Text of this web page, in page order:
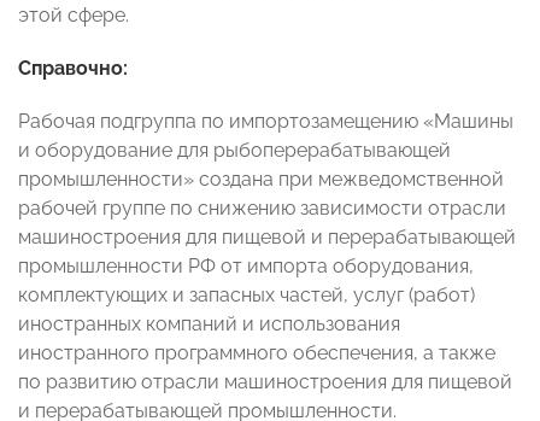
этой сфере.
Справочно:
Рабочая подгруппа по импортозамещению «Машины
и оборудование для рыбоперерабатывающей
промышленности» создана при межведомственной
рабочей группе по снижению зависимости отрасли
машиностроения для пищевой и перерабатывающей
промышленности РФ от импорта оборудования,
комплектующих и запасных частей, услуг (работ)
иностранных компаний и использования
иностранного программного обеспечения, а также
по развитию отрасли машиностроения для пищевой
и перерабатывающей промышленности.